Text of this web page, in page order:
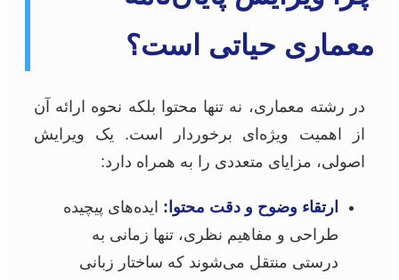
معماری حیاتی است؟
در رشته معماری، نه تنها محتوا بلکه نحوه ارائه آن
از اهمیت ویژه‌ای برخوردار است. یک ویرایش
اصولی، مزایای متعددی را به همراه دارد:
ارتقاء وضوح و دقت محتوا: ایده‌های پیچیده
طراحی و مفاهیم نظری، تنها زمانی به
درستی منتقل می‌شوند که ساختار زبانی